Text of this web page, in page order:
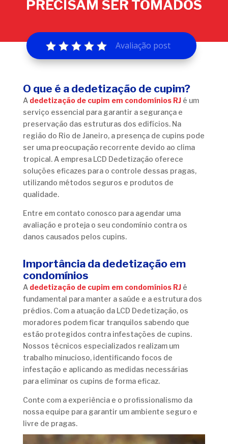
PRECISAM SER TOMADOS
Avaliação post
O que é a dedetização de cupim?
A dedetização de cupim em condomínios RJé um
serviço essencial para garantir a segurança e
preservação das estruturas dos edifícios. Na
região do Rio de Janeiro, a presença de cupins pode
ser uma preocupação recorrente devido ao clima
tropical. A empresa LCD Dedetização oferece
soluções eficazes para o controle dessas pragas,
utilizando métodos seguros e produtos de
qualidade.
Entre em contato conosco para agendar uma
avaliação e proteja o seu condomínio contra os
danos causados pelos cupins.
Importância da dedetização em
condomínios
A dedetização de cupim em condomínios RJé
fundamental para manter a saúde e a estrutura dos
prédios. Com a atuação da LCD Dedetização, os
moradores podem ficar tranquilos sabendo que
estão protegidos contra infestações de cupins.
Nossos técnicos especializados realizam um
trabalho minucioso, identificando focos de
infestação e aplicando as medidas necessárias
para eliminar os cupins de forma eficaz.
Conte com a experiência e o profissionalismo da
nossa equipe para garantir um ambiente seguro e
livre de pragas.